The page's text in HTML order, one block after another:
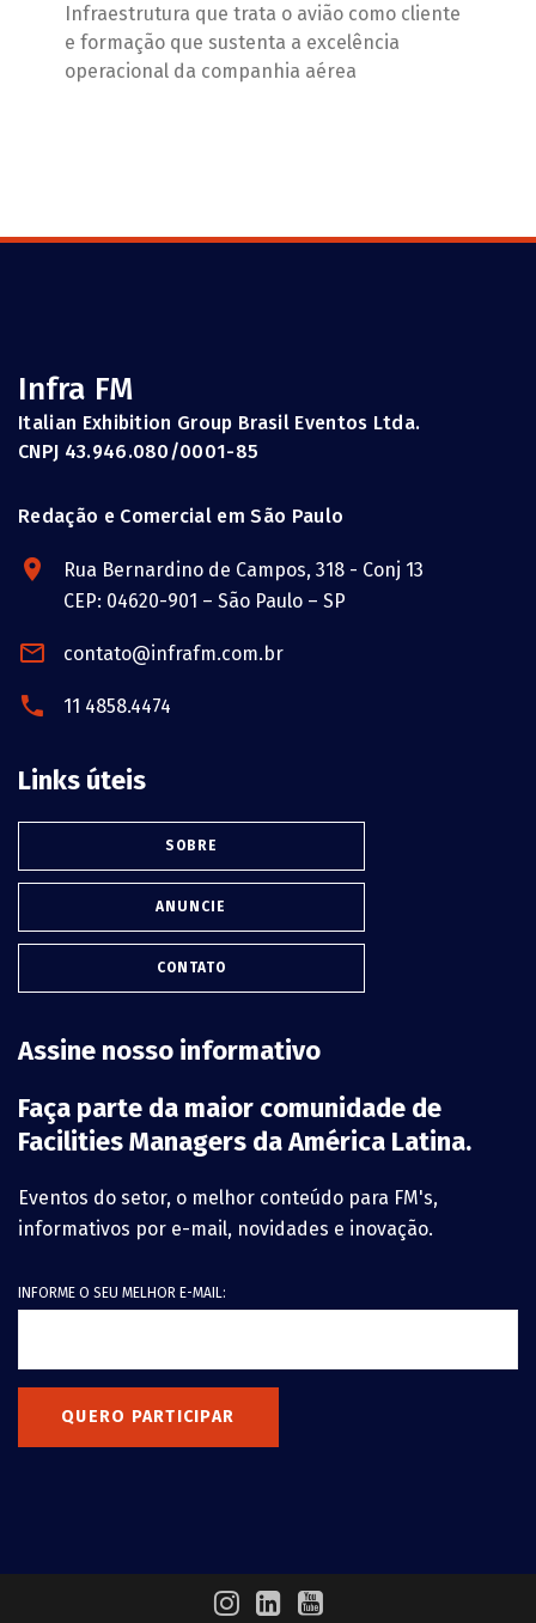
Infraestrutura que trata o avião como cliente
e formação que sustenta a excelência
operacional da companhia aérea
Infra FM
Italian Exhibition Group Brasil Eventos Ltda.
CNPJ 43.946.080/0001-85
Redação e Comercial em São Paulo
Rua Bernardino de Campos, 318 - Conj 13
CEP: 04620-901 – São Paulo – SP
contato@infrafm.com.br
11 4858.4474
Links úteis
SOBRE
ANUNCIE
CONTATO
Assine nosso informativo
Faça parte da maior comunidade de
Facilities Managers da América Latina.
Eventos do setor, o melhor conteúdo para FM's,
informativos por e-mail, novidades e inovação.
INFORME O SEU MELHOR E-MAIL:
QUERO PARTICIPAR